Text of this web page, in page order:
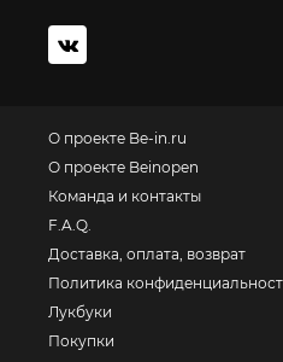
О проекте Be-in.ru
О проекте Beinopen
Команда и контакты
F.A.Q.
Доставка, оплата, возврат
Политика
Лукбуки
Покупки